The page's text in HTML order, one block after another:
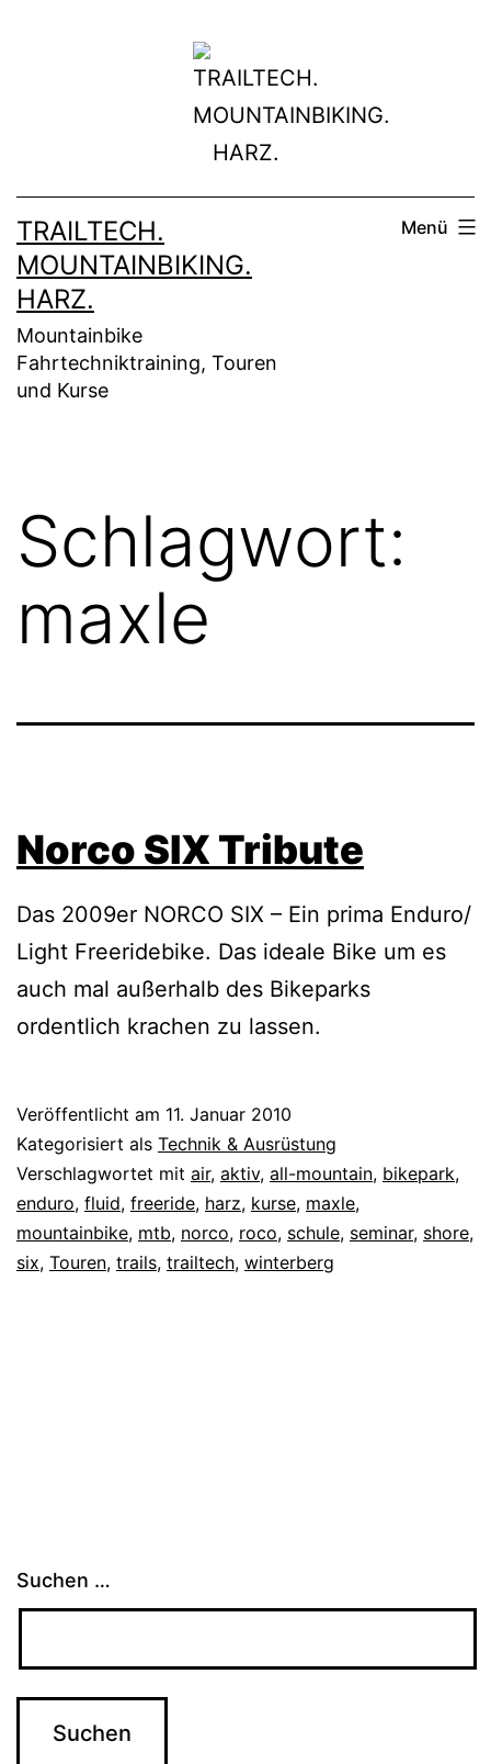
TRAILTECH.
MOUNTAINBIKING.
HARZ.
Mountainbike
Fahrtechniktraining, Touren
und Kurse
Menü
Schlagwort:
maxle
Norco SIX Tribute
Das 2009er NORCO SIX – Ein prima Enduro/
Light Freeridebike. Das ideale Bike um es
auch mal außerhalb des Bikeparks
ordentlich krachen zu lassen.
Veröffentlicht am 11. Januar 2010
Kategorisiert als Technik & Ausrüstung
Verschlagwortet mit air, aktiv, all-mountain, bikepark,
enduro, fluid, freeride, harz, kurse, maxle,
mountainbike, mtb, norco, roco, schule, seminar, shore,
six, Touren, trails, trailtech, winterberg
Suchen …